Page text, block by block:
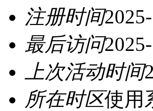
注册时间
最后访问
上次活动时间
所在时区使用